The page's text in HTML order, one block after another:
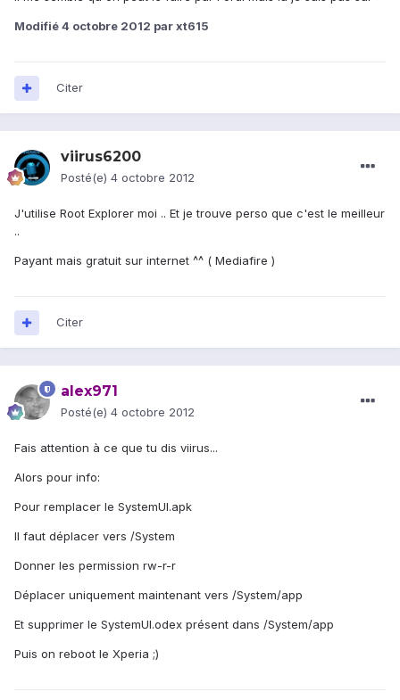
Modifié4 octobre 2012 par xt615
Citer
viirus6200
Posté(e) 4 octobre 2012
J'utilise Root Explorer moi .. Et je trouve perso que c'est le meilleur
..
Payant mais gratuit sur internet ^^ ( Mediafire )
Citer
alex971
Posté(e) 4 octobre 2012
Fais attention à ce que tu dis viirus...
Alors pour info:
Pour remplacer le SystemUI.apk
Il faut déplacer vers /System
Donner les permission rw-r-r
Déplacer uniquement maintenant vers /System/app
Et supprimer le SystemUI.odex présent dans /System/app
Puis on reboot le Xperia ;)